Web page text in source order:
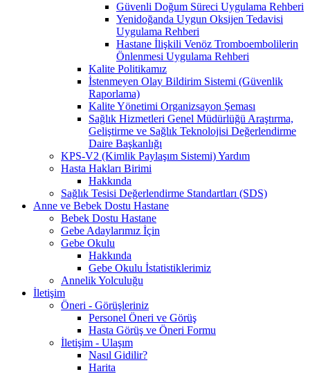
Güvenli Doğum Süreci Uygulama Rehberi
Yenidoğanda Uygun Oksijen Tedavisi
Uygulama Rehberi
Hastane İlişkili Venöz Tromboembolilerin
Önlenmesi Uygulama Rehberi
Kalite Politikamız
İstenmeyen Olay Bildirim Sistemi (Güvenlik
Raporlama)
Kalite Yönetimi Organizsayon Şeması
Sağlık Hizmetleri Genel Müdürlüğü Araştırma,
Geliştirme ve Sağlık Teknolojisi Değerlendirme
Daire Başkanlığı
KPS-V2 (Kimlik Paylaşım Sistemi) Yardım
Hasta Hakları Birimi
Hakkında
Sağlık Tesisi Değerlendirme Standartları (SDS)
Anne ve Bebek Dostu Hastane
Bebek Dostu Hastane
Gebe Adaylarımız İçin
Gebe Okulu
Hakkında
Gebe Okulu İstatistiklerimiz
Annelik Yolculuğu
İletişim
Öneri - Görüşleriniz
Personel Öneri ve Görüş
Hasta Görüş ve Öneri Formu
İletişim - Ulaşım
Nasıl Gidilir?
Harita